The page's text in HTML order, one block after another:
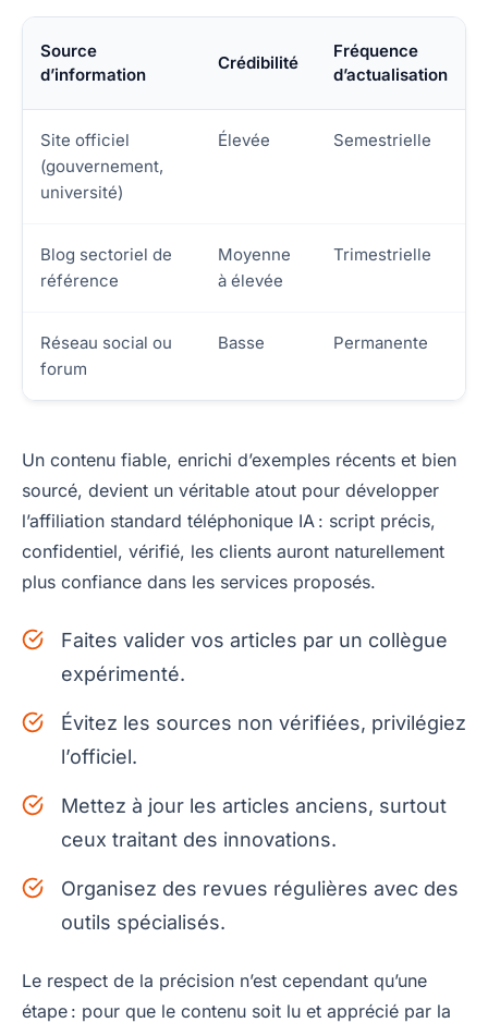
Source
d’information
Crédibilité
Fréquence
d’actualisation
Site officiel
(gouvernement,
université)
Élevée Semestrielle
Blog sectoriel de
référence
Moyenne
à élevée
Trimestrielle
Réseau social ou
forum
Basse Permanente
Un contenu fiable, enrichi d’exemples récents et bien
sourcé, devient un véritable atout pour développer
l’affiliation standard téléphonique IA : script précis,
confidentiel, vérifié, les clients auront naturellement
plus confiance dans les services proposés.
Faites valider vos articles par un collègue
expérimenté.
Évitez les sources non vérifiées, privilégiez
l’officiel.
Mettez à jour les articles anciens, surtout
ceux traitant des innovations.
Organisez des revues régulières avec des
outils spécialisés.
Le respect de la précision n’est cependant qu’une
étape : pour que le contenu soit lu et apprécié par la